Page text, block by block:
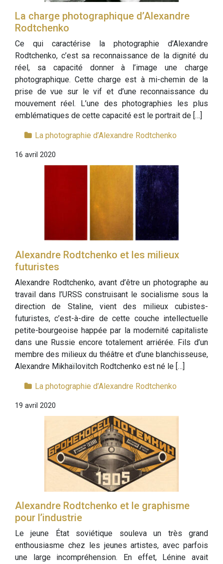
La charge photographique d’Alexandre
Rodtchenko
Ce qui caractérise la photographie d’Alexandre
Rodtchenko, c’est sa reconnaissance de la dignité du
réel, sa capacité donner à l’image une charge
photographique. Cette charge est à mi-chemin de la
prise de vue sur le vif et d’une reconnaissance du
mouvement réel. L’une des photographies les plus
emblématiques de cette capacité est le portrait de […]
La photographie d’Alexandre Rodtchenko
16 avril 2020
Alexandre Rodtchenko et les milieux
futuristes
Alexandre Rodtchenko, avant d’être un photographe au
travail dans l’URSS construisant le socialisme sous la
direction de Staline, vient des milieux cubistes-
futuristes, c’est-à-dire de cette couche intellectuelle
petite-bourgeoise happée par la modernité capitaliste
dans une Russie encore totalement arriérée. Fils d’un
membre des milieux du théâtre et d’une blanchisseuse,
Alexandre Mikhaïlovitch Rodtchenko est né le […]
La photographie d’Alexandre Rodtchenko
19 avril 2020
Alexandre Rodtchenko et le graphisme
pour l’industrie
Le jeune État soviétique souleva un très grand
enthousiasme chez les jeunes artistes, avec parfois
une large incompréhension. En effet, Lénine avait